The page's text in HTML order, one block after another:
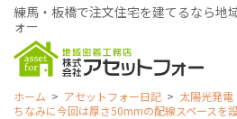
練馬・板橋で注文住宅を建てるなら地
ォー
ホーム アセットフォー日記
太陽光発
ちなみに今回は厚さ50mmの配線スペースを